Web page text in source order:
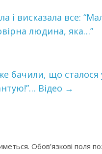
і висказала все:
людина, яка…”
бачили, що сталося
Відео →
Обов’язкові поля